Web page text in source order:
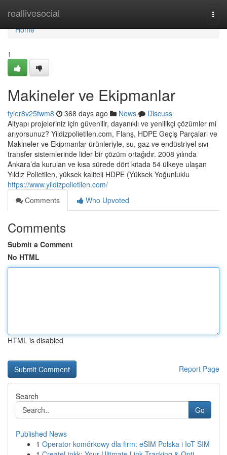
reallivesocial
Home
Home
1
Makineler ve Ekipmanlar
tyler8v25fwm8 368 days ago News
Discuss
Altyapı projeleriniz için güvenilir, dayanıklı ve yenilikçi çözümler mi
arıyorsunuz? Yildizpolietilen.com, Flanş, HDPE Geçiş Parçaları ve
Makineler ve Ekipmanlar ürünleriyle, su, gaz ve endüstriyel sıvı
transfer sistemlerinde lider bir çözüm ortağıdır. 2008 yılında
Ankara’da kurulan ve kısa sürede dört kıtada 54 ülkeye ulaşan
Yıldız Polietilen, yüksek kaliteli HDPE (Yüksek Yoğunluklu
https://www.yildizpolietilen.com/
Comments
Who Upvoted
Comments
Submit a Comment
No HTML
HTML is disabled
Report Page
Search
Go
Published News
1 Operator komórkowy dla firm: eSIM Polska i IoT SIM